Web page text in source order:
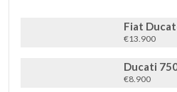
Fiat
€13.900
Ducati
€8.900